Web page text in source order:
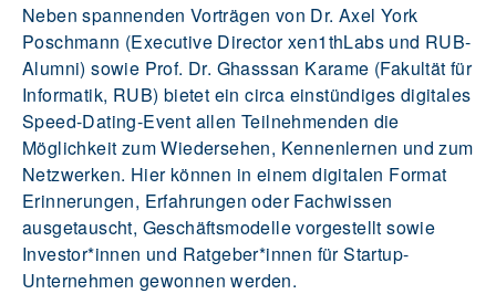
Neben spannenden Vorträgen von Dr. Axel York
Poschmann (Executive Director xen1thLabs und RUB-
Alumni) sowie Prof. Dr. Ghasssan Karame (Fakultät für
Informatik, RUB) bietet ein circa einstündiges digitales
Speed-Dating-Event allen Teilnehmenden die
Möglichkeit zum Wiedersehen, Kennenlernen und zum
Netzwerken. Hier können in einem digitalen Format
Erinnerungen, Erfahrungen oder Fachwissen
ausgetauscht, Geschäftsmodelle vorgestellt sowie
Investor*innen und Ratgeber*innen für Startup-
Unternehmen gewonnen werden.